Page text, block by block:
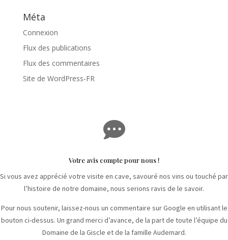
Méta
Connexion
Flux des publications
Flux des commentaires
Site de WordPress-FR

Votre avis compte pour nous !
Si vous avez apprécié votre visite en cave, savouré nos vins ou touché par
l’histoire de notre domaine, nous serions ravis de le savoir.
Pour nous soutenir, laissez-nous un commentaire sur Google en utilisant le
bouton ci-dessus. Un grand merci d’avance, de la part de toute l’équipe du
Domaine de la Giscle et de la famille Audemard.